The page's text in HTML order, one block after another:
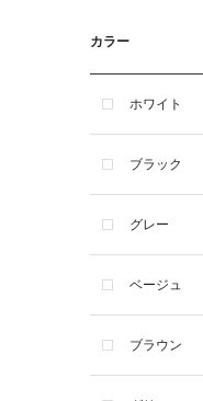
カラー
ホワイト
ブラック
グレー
ベージュ
ブラウン